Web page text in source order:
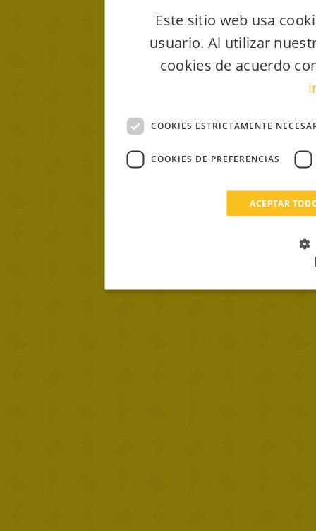
Este sitio web usa
usuario. Al utilizar
cookies de acuerdo
COOKIES ESTRICTAMENTE
COOKIES DE PREFERENCIAS
ACEPTAR